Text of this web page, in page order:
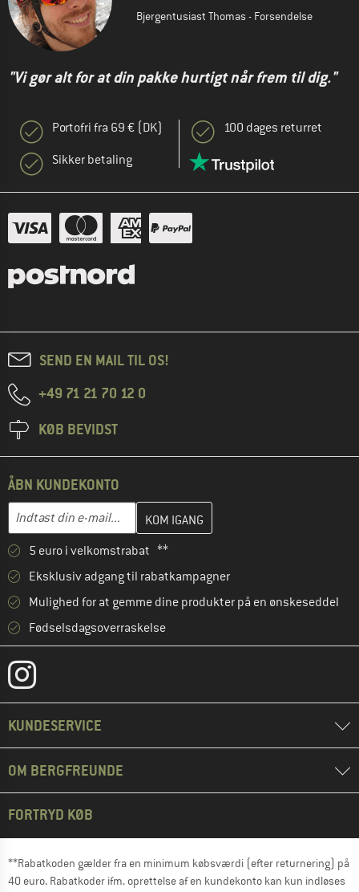
Bjergentusiast Thomas - Forsendelse
"Vi gør alt for at din pakke hurtigt når frem til dig."
Portofri fra 69 € (DK)
Sikker betaling
100 dages returret
SEND EN MAIL TIL OS!
+49 71 21 70 12 0
KØB BEVIDST
ÅBN KUNDEKONTO
E-mail-adresse
Indtast din e-mailadresse her, og opret i næste trin din
5 euro i velkomstrabat **
Eksklusiv adgang til rabatkampagner
Mulighed for at gemme dine produkter på en ønskeseddel
Fødselsdagsoverraskelse
KUNDESERVICE
OM BERGFREUNDE
FORTRYD KØB
**Rabatkoden gælder fra en minimum købsværdi (efter returnering) på
40 euro. Rabatkoder ifm. oprettelse af en kundekonto kan kun indløses